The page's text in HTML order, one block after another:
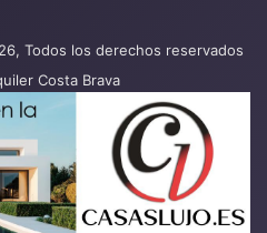
Todos los derechos reservados
Costa Brava